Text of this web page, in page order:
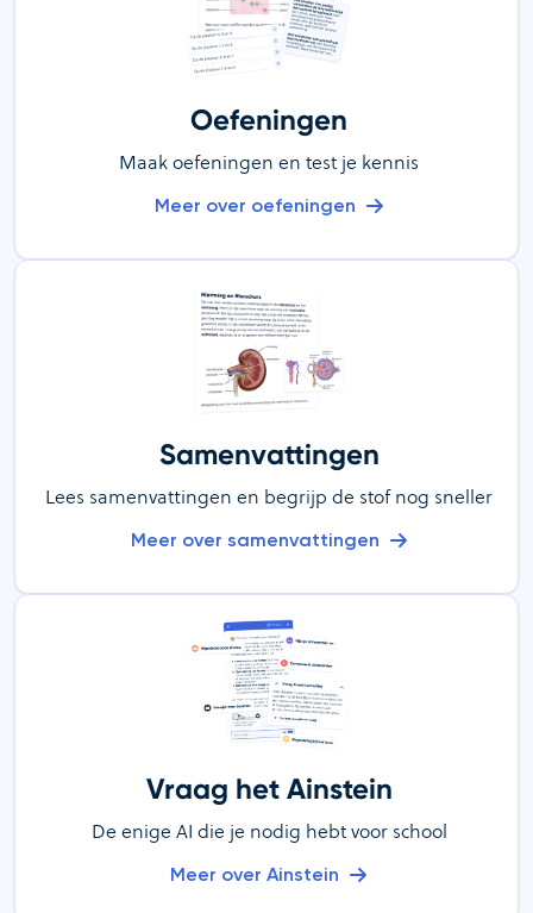
Oefeningen
Maak oefeningen en test je kennis
Meer over oefeningen
Samenvattingen
Lees samenvattingen en begrijp de stof nog sneller
Meer over samenvattingen
Vraag het Ainstein
De enige AI die je nodig hebt voor school
Meer over Ainstein